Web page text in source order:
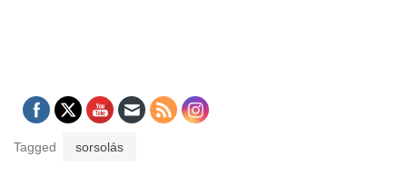
Tagged sorsolás